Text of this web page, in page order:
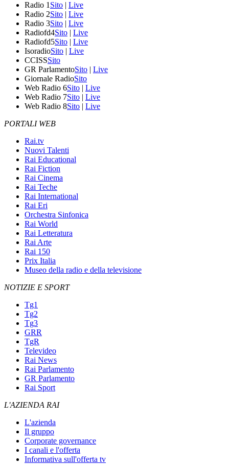
Radio 1 Sito | Live
Radio 2Sito | Live
Radio 3Sito | Live
Radiofd4Sito | Live
Radiofd5Sito | Live
IsoradioSito | Live
CCISSSito
GR ParlamentoSito | Live
Giornale RadioSito
Web Radio 6Sito | Live
Web Radio 7Sito | Live
Web Radio 8Sito | Live
PORTALI WEB
Rai.tv
Nuovi Talenti
Rai Educational
Rai Fiction
Rai Cinema
Rai Teche
Rai International
Rai Eri
Orchestra Sinfonica
Rai World
Rai Letteratura
Rai Arte
Rai 150
Prix Italia
Museo della radio e della televisione
NOTIZIE E SPORT
Tg1
Tg2
Tg3
GRR
TgR
Televideo
Rai News
Rai Parlamento
GR Parlamento
Rai Sport
L'AZIENDA RAI
L'azienda
Il gruppo
Corporate governance
I canali e l'offerta
Informativa sull'offerta tv